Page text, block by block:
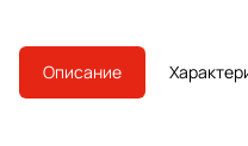
Описание